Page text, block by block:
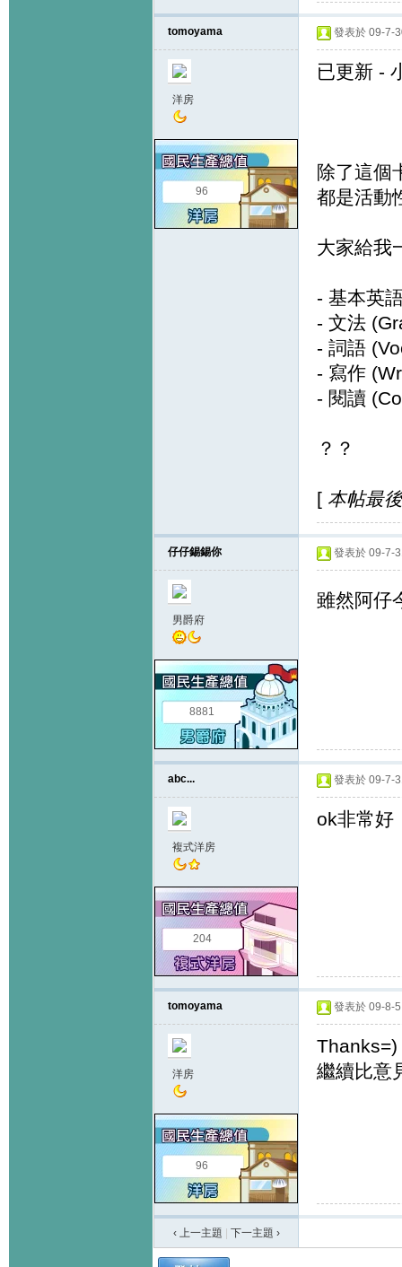
tomoyama
洋房
96
發表於 09-7-
已更新 -
除了這個
都是活動
大家給我
- 基本英
- 文法
- 詞語
- 寫作
- 閱讀
？？
[ 本帖最
仔仔錫錫你
男爵府
8881
發表於 09-7-
雖然阿仔
abc...
複式洋房
204
發表於 09-7-
ok非常好
tomoyama
洋房
96
發表於 09-8-
Thanks=)
繼續比意
‹ 上一主題 下一主題 ›